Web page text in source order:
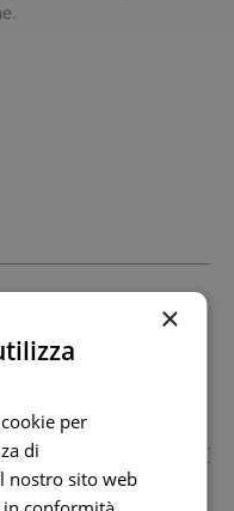
extranet.com
5 20121 Milano Mi
Email:
×
per
di
nostro sito web